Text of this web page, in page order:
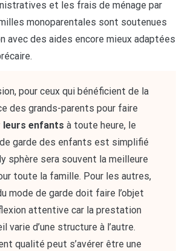
et les frais de ménage par
monoparentales sont soutenues
avec des aides encore mieux adaptées
pour ceux qui bénéficient de la
des grands-parents pour faire
leurs enfants à toute heure, le
garde des enfants est simplifié
sphère sera souvent la meilleure
toute la famille. Pour les autres,
mode de garde doit faire l’objet
attentive car la prestation
varie d’une structure à l’autre.
qualité peut s’avérer être une